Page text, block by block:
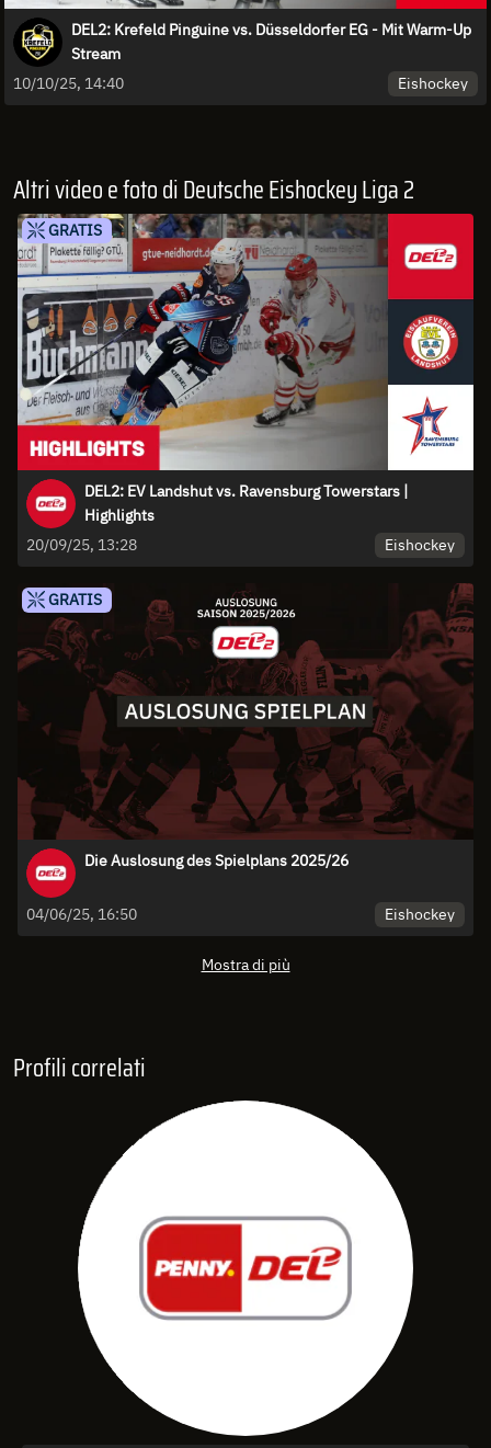
DEL2: Krefeld Pinguine vs. Düsseldorfer EG - Mit Warm-Up
Stream
10/10/25, 14:40
Eishockey
Altri video e foto di Deutsche Eishockey Liga 2
GRATIS
DEL2: EV Landshut vs. Ravensburg Towerstars |
Highlights
20/09/25, 13:28
Eishockey
GRATIS
Die Auslosung des Spielplans 2025/26
04/06/25, 16:50 Eishockey
Mostra di più
Profili correlati